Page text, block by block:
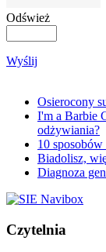
Odśwież
Wyślij
Osierocony
I'm a Barbie
odżywiania?
10
Biadolisz,
Diagnoza
Czytelnia